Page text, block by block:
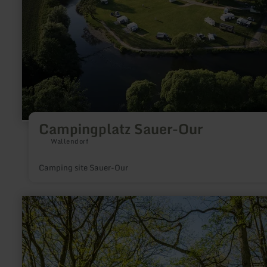
Campingplatz Sauer-Our
Wallendorf
Camping site Sauer-Our
learn
more
about:
Das
Lütgens
–
vom